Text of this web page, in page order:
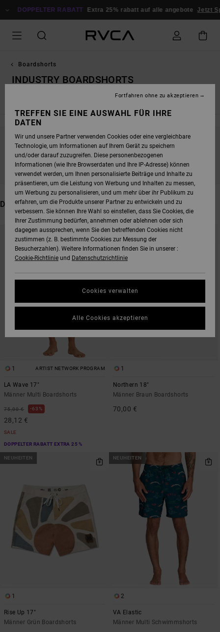
ZURDOPPELTER RABATT Extra 25% rabatt auf alle angebote Jetzt
Boardshorts
INDUSTRY BOARDSHORTS
BLEIB DABEI, DIE PRODUKTE SIND BALD
WIEDER DA
DAS KÖNNTE DIR AUCH GEFALLEN
DIREKT
FILTERKRITERIEN
ÜBERSPRINGEN
FILTERN
1 ARTIST NETWORK PROGRAM
LA Wave 17"
Männer Multi Boardshorts
75,00 € 63%
28,12 €
SALE
DOPPELTER RABATT EXTRA 25 %
NEUHEITEN
1
Northern 18"
Männer Braun Boardshorts
70,00 €
NEUHEITEN
1
Rise Up 17"
Männer Grün Boardshorts
NEUHEITEN
2
VA Elastic
Männer Multi Schwimmshorts
TREFFEN SIE EINE AUSWAHL FÜR IHRE
DATEN
Wir und unsere Partner verwenden Cookies oder eine vergleichbare
Technologie, um Informationen auf Ihrem Gerät zu speichern
und/oder darauf zuzugreifen. Diese personenbezogenen
Informationen (wie Ihre Browserdaten und Ihre IP-Adresse) können
verwendet werden, um Ihnen personalisierte Beiträge und Inhalte zu
präsentieren, um die Leistung von Werbung und Inhalten zu messen,
um Werbung zu personalisieren, und um mehr über ihr Publikum zu
erfahren, um die Produkte unserer Partner zu entwickeln und zu
verbessern. Sie können Ihre Wahl so einstellen, dass Sie Cookies, die
Ihrer Zustimmung bedürfen, annehmen oder ablehnen oder sich
dagegen aussprechen, wenn Sie den betreffenden Cookies nicht
zustimmen (z. B. bestimmte Cookies zur Messung der
Besucherzahlen). Weitere Informationen finden Sie in unserer :
Cookie-Richtlinie und Datenschutzrichtlinie
Cookies verwalten
Fortfahren ohne zu akzeptieren
Alle Cookies akzeptieren